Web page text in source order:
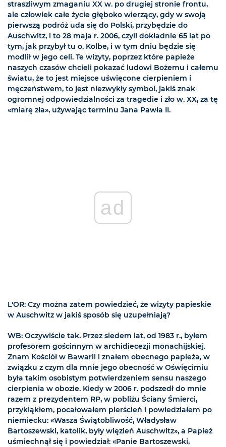
straszliwym zmaganiu XX w. po drugiej stronie frontu,
ale człowiek całe życie głęboko wierzący, gdy w swoją
pierwszą podróż uda się do Polski, przybędzie do
Auschwitz, i to 28 maja r. 2006, czyli dokładnie 65 lat po
tym, jak przybył tu o. Kolbe, i w tym dniu będzie się
modlił w jego celi. Te wizyty, poprzez które papieże
naszych czasów chcieli pokazać ludowi Bożemu i całemu
światu, że to jest miejsce uświęcone cierpieniem i
męczeństwem, to jest niezwykły symbol, jakiś znak
ogromnej odpowiedzialności za tragedie i zło w. XX, za tę
«miarę zła», używając terminu Jana Pawła II.
ad
L'OR: Czy można zatem powiedzieć, że wizyty papieskie
w Auschwitz w jakiś sposób się uzupełniają?
WB: Oczywiście tak. Przez siedem lat, od 1983 r., byłem
profesorem gościnnym w archidiecezji monachijskiej.
Znam Kościół w Bawarii i znałem obecnego papieża, w
związku z czym dla mnie jego obecność w Oświęcimiu
była takim osobistym potwierdzeniem sensu naszego
cierpienia w obozie. Kiedy w 2006 r. podszedł do mnie
razem z prezydentem RP, w pobliżu Ściany Śmierci,
przykląkłem, pocałowałem pierścień i powiedziałem po
niemiecku: «Wasza Świątobliwość, Władysław
Bartoszewski, katolik, były więzień Auschwitz», a Papież
uśmiechnął się i powiedział: «Panie Bartoszewski,